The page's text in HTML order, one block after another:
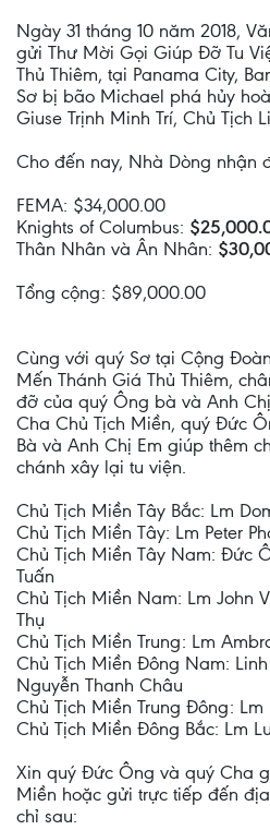
Ngày 31 tháng 10 năm 2018,
gửi Thư Mời Gọi Giúp Đỡ Tu
Thủ Thiêm, tại Panama City,
Sơ bị bão Michael phá hủy
Giuse Trịnh Minh Trí, Chủ Tịch
Cho đến nay, Nhà Dòng nhận
FEMA: $34,000.00
Knights of Columbus:
Thân Nhân và Ân Nhân:
Tổng cộng: $89,000.00
Cùng với quý Sơ tại Cộng
Mến Thánh Giá Thủ Thiêm,
đỡ của quý Ông bà và Anh
Cha Chủ Tịch Miền, quý Đức
Bà và Anh Chị Em giúp thêm
chánh xây lại tu viện.
Chủ Tịch Miền Tây Bắc: Lm
Chủ Tịch Miền Tây: Lm Peter
Chủ Tịch Miền Tây Nam: Đức
Tuấn
Chủ Tịch Miền Nam: Lm John
Thụ
Chủ Tịch Miền Trung: Lm
Chủ Tịch Miền Đông Nam:
Nguyễn Thanh Châu
Chủ Tịch Miền Trung Đông: Lm
Chủ Tịch Miền Đông Bắc: Lm
Xin quý Đức Ông và quý Cha
Miền hoặc gửi trực tiếp đến
chỉ sau: